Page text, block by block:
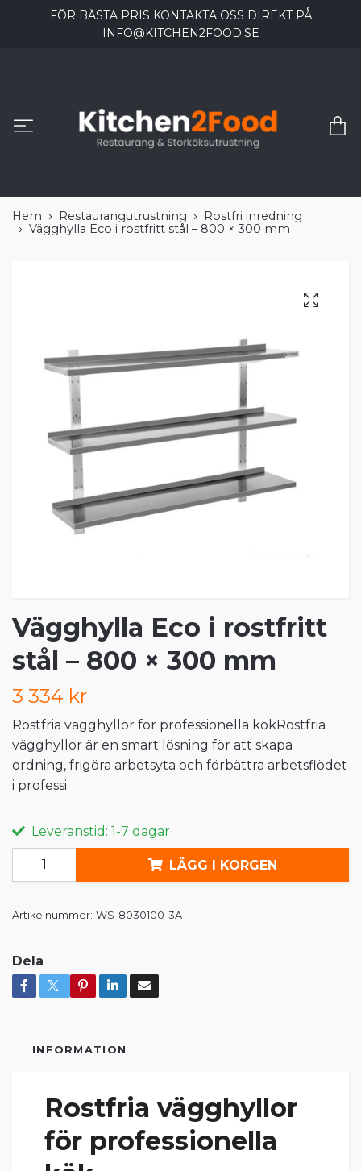
FÖR BÄSTA PRIS KONTAKTA OSS DIREKT PÅ
INFO@KITCHEN2FOOD.SE
Hem Restaurangutrustning
Rostfri inredning
Vägghylla Eco i rostfritt stål – 800 × 300 mm
Vägghylla Eco i rostfritt
stål – 800 × 300 mm
3 334 kr
Rostfria vägghyllor för professionella kökRostfria
vägghyllor är en smart lösning för att skapa
ordning, frigöra arbetsyta och förbättra arbetsflödet
i professi
Leveranstid: 1-7 dagar
LÄGG I KORGEN
Artikelnummer: WS-8030100-3A
Dela
INFORMATION
Rostfria vägghyllor
för professionella